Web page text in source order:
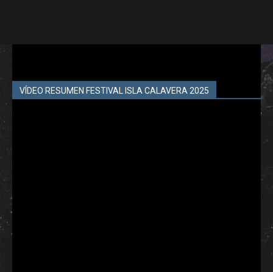
VÍDEO RESUMEN FESTIVAL ISLA CALAVERA 2025